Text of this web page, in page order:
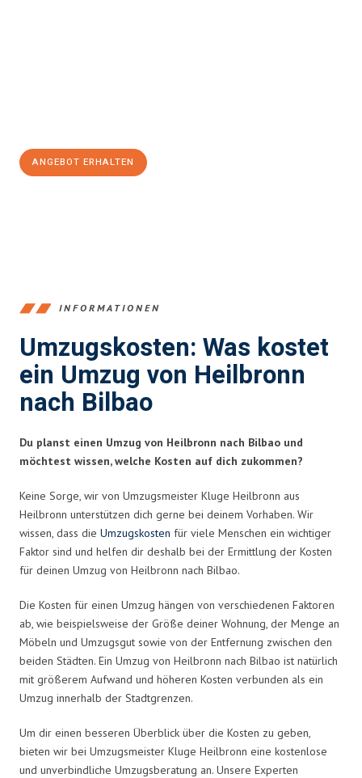
ANGEBOT ERHALTEN
INFORMATIONEN
Umzugskosten: Was kostet
ein Umzug von Heilbronn
nach Bilbao
Du planst einen Umzug von Heilbronn nach Bilbao und
möchtest wissen, welche Kosten auf dich zukommen?
Keine Sorge, wir von Umzugsmeister Kluge Heilbronn aus
Heilbronn unterstützen dich gerne bei deinem Vorhaben. Wir
wissen, dass die Umzugskosten für viele Menschen ein wichtiger
Faktor sind und helfen dir deshalb bei der Ermittlung der Kosten
für deinen Umzug von Heilbronn nach Bilbao.
Die Kosten für einen Umzug hängen von verschiedenen Faktoren
ab, wie beispielsweise der Größe deiner Wohnung, der Menge an
Möbeln und Umzugsgut sowie von der Entfernung zwischen den
beiden Städten. Ein Umzug von Heilbronn nach Bilbao ist natürlich
mit größerem Aufwand und höheren Kosten verbunden als ein
Umzug innerhalb der Stadtgrenzen.
Um dir einen besseren Überblick über die Kosten zu geben,
bieten wir bei Umzugsmeister Kluge Heilbronn eine kostenlose
und unverbindliche Umzugsberatung an. Unsere Experten